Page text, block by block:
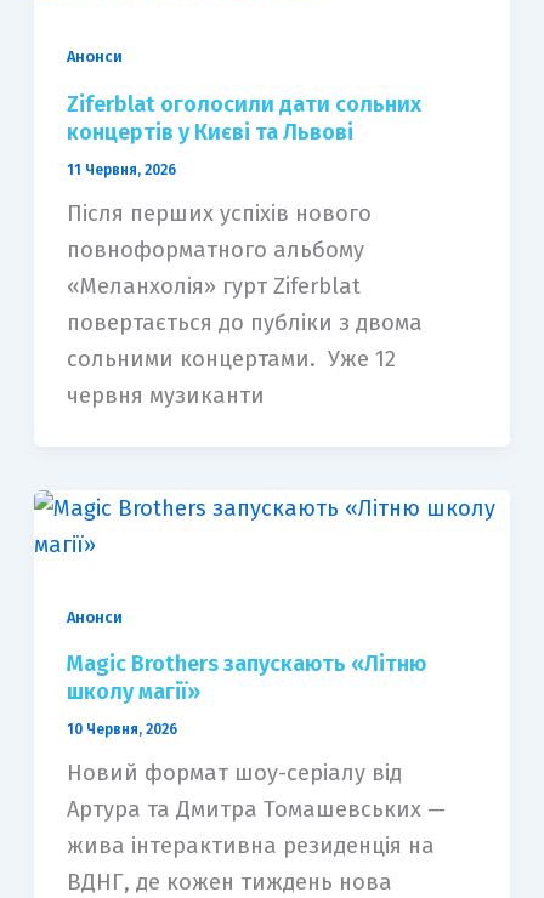
Анонси
Ziferblat оголосили дати сольних
концертів у Києві та Львові
11 Червня, 2026
Після перших успіхів нового
повноформатного альбому
«Меланхолія» гурт Ziferblat
повертається до публіки з двома
сольними концертами. Уже 12
червня музиканти
Анонси
Magic Brothers запускають «Літню
школу магії»
10 Червня, 2026
Новий формат шоу-серіалу від
Артура та Дмитра Томашевських —
жива інтерактивна резиденція на
ВДНГ, де кожен тиждень нова